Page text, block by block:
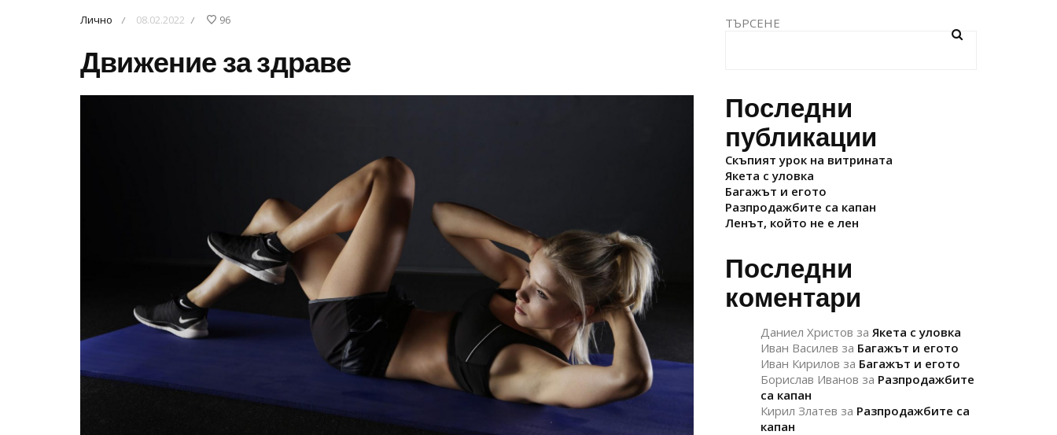
Лично / 08.02.2022 / 96
Движение за здраве
ТЪРСЕНЕ
Последни
публикации
Скъпият урок на витрината
Якета с уловка
Багажът и егото
Разпродажбите са капан
Ленът, който не е лен
Последни
коментари
Даниел Христов за Якета с уловка
Иван Василев за Багажът и егото
Иван Кирилов за Багажът и егото
Борислав Иванов за Разпродажбите
са капан
Кирил Златев за Разпродажбите са
капан